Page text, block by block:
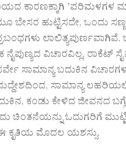
ಕಾರಣಕ್ಕಾಗಿ ʼಪರಿಮಳಗಳ
ಹುಟ್ಟಿಸದೇ, ಒಂದು
ವಿಚಾರವಿಲ್ಲ, ರಾಕೆಟ್‌
ಸಾಮಾನ್ಯ ಬದುಕಿನ
ಸಾಮಾನ್ಯ
ಕಂಡು ಕೇಳಿದ ಜೀವನದ
ಚಿಂತನೆಯನ್ನು ಓದುಗರಿಗೆ
ಕೃತಿಯ ಮೊದಲ ಯಶಸ್ಸು.